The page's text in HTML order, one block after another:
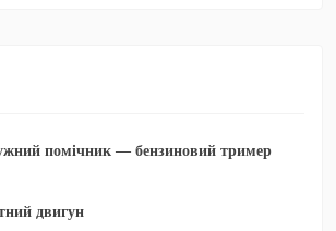
помічник — бензиновий тример
двигун